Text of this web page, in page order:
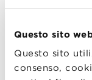
Questo sito
Questo sito
consenso,
Lo stipendio di